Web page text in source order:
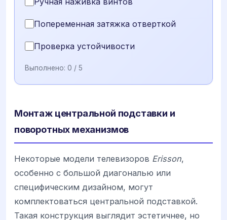
Попеременная затяжка отверткой
Проверка устойчивости
Выполнено: 0 / 5
Монтаж центральной подставки и
поворотных механизмов
Некоторые модели телевизоров Erisson,
особенно с большой диагональю или
специфическим дизайном, могут
комплектоваться центральной подставкой.
Такая конструкция выглядит эстетичнее, но